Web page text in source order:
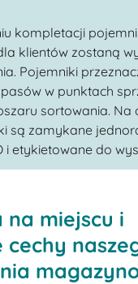
kompletacji
klientów zostaną
Pojemniki
w punktach
sortowania. Na
są zamykane
etykietowane do
na miejscu i
cechy